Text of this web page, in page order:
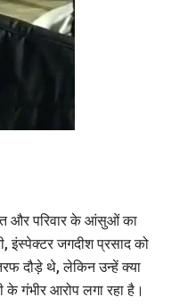
और परिवार के आंसुओं का
इंस्पेक्टर जगदीश प्रसाद को
दौड़े थे, लेकिन उन्हें क्या
गंभीर आरोप लगा रहा है।